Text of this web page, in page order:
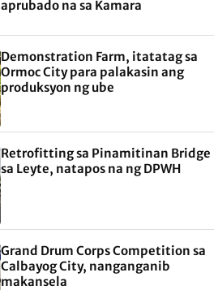
aprubado na sa Kamara
Demonstration Farm, itatatag sa
Ormoc City para palakasin ang
produksyon ng ube
Retrofitting sa Pinamitinan Bridge
sa Leyte, natapos na ng DPWH
Grand Drum Corps Competition sa
Calbayog City, nanganganib
makansela